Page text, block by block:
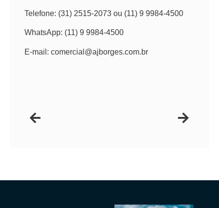
Telefone: (31) 2515-2073 ou (11) 9 9984-4500
WhatsApp: (11) 9 9984-4500
E-mail: comercial@ajborges.com.br